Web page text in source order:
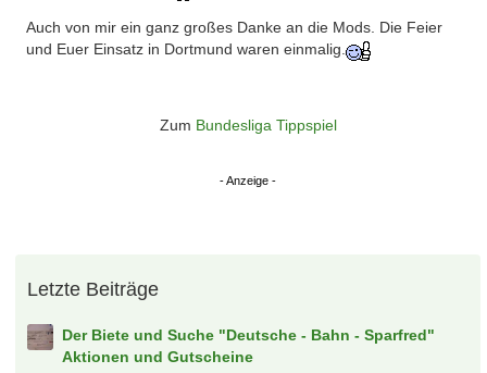
Auch von mir ein ganz großes Danke an die Mods. Die Feier
und Euer Einsatz in Dortmund waren einmalig.
Zum Bundesliga Tippspiel